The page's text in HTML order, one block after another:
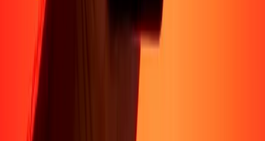
Sobre Nosotros
Acerca de
Conviértete en agente
Política de privacidad
Aviso de cookies
condiciones
Centro de ayuda